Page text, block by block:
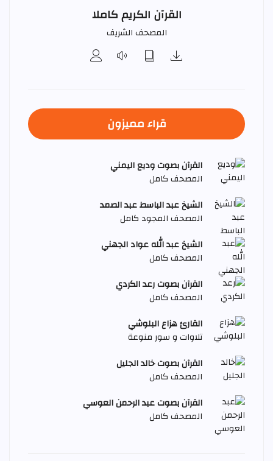
القرآن الكريم كاملا
المصحف الشريف
قراء مميزون
القرآن بصوت وديع اليمني
المصحف كامل
الشيخ عبد الباسط عبد الصمد
المصحف المجود كامل
الشيخ عبد الله عواد الجهني
المصحف كامل
القرآن بصوت رعد الكردي
المصحف كامل
القارئ هزاع البلوشي
تلاوات و سور منوعة
القرآن بصوت خالد الجليل
المصحف كامل
القرآن بصوت عبد الرحمن العوسي
المصحف كامل